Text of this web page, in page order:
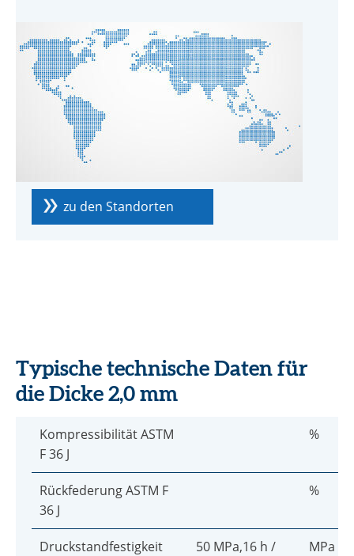
zu den Standorten
Typische technische Daten für
die Dicke 2,0 mm
Kompressibilität ASTM
F 36 J
%
Rückfederung ASTM F
36 J
%
Druckstandfestigkeit
50 MPa,16 h /
MPa